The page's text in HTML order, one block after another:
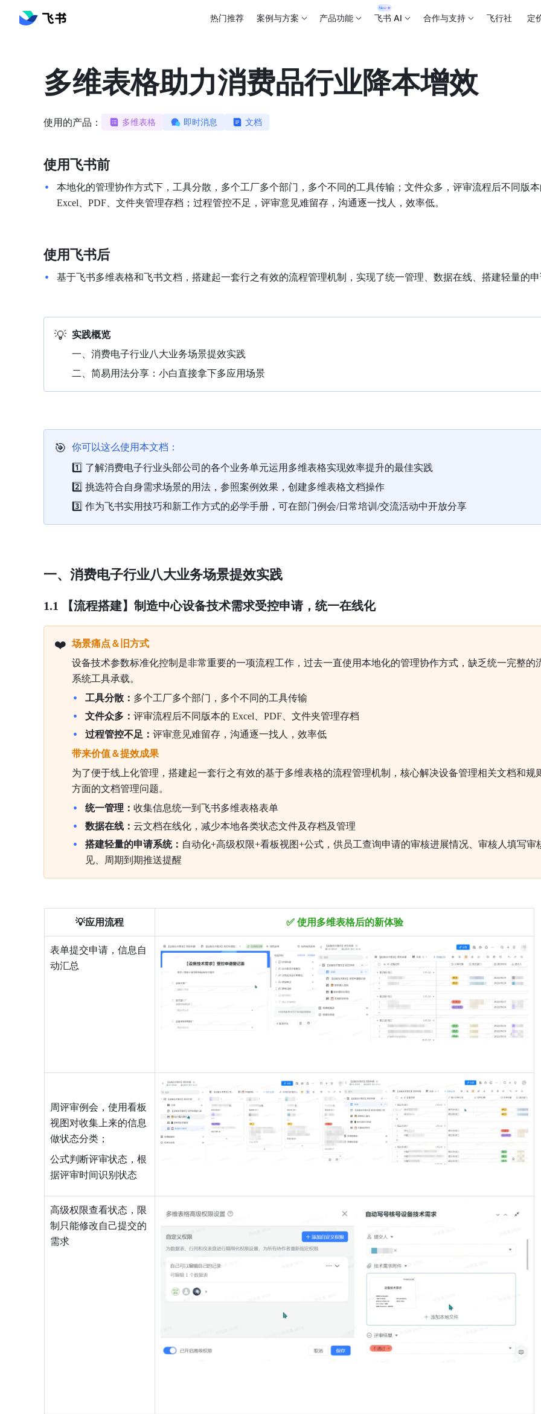
热门推荐 案例与方案 产品功能 飞书 AI 合作与支持 飞行社 定
多维表格助力消费品行业降本增效
使用的产品： 多维表格 即时消息 文档
使用飞书前
本地化的管理协作方式下，工具分散，多个工厂多个部门，多个不同的工具传输；文件众多，评审流程后不同版
Excel、PDF、文件夹管理存档；过程管控不足，评审意见难留存，沟通逐一找人，效率低。
使用飞书后
基于飞书多维表格和飞书文档，搭建起一套行之有效的流程管理机制，实现了统一管理、数据在线、搭建轻量的
💡 实践概览
一、消费电子行业八大业务场景提效实践
二、简易用法分享：小白直接拿下多应用场景
🎯
你可以这么使用本文档：
1️⃣ 了解消费电子行业头部公司的各个业务单元运用多维表格实现效率提升的最佳实践
2️⃣ 挑选符合自身需求场景的用法，参照案例效果，创建多维表格文档操作
3️⃣ 作为飞书实用技巧和新工作方式的必学手册，可在部门例会/日常培训/交流活动中开放分享
一、消费电子行业八大业务场景提效实践
1.1 【流程搭建】制造中心设备技术需求受控申请，统一在线化
❤️ 场景痛点＆旧方式
设备技术参数标准化控制是非常重要的一项流程工作，过去一直使用本地化的管理协作方式，缺乏统一完整的
系统工具承载。
工具分散： 多个工厂多个部门，多个不同的工具传输
文件众多： 评审流程后不同版本的 Excel、PDF、文件夹管理存档
过程管控不足： 评审意见难留存，沟通逐一找人，效率低
带来价值＆提效成果
为了便于线上化管理，搭建起一套行之有效的基于多维表格的流程管理机制，核心解决设备管理相关文档和规
方面的文档管理问题。
统一管理： 收集信息统一到飞书多维表格表单
数据在线： 云文档在线化，减少本地各类状态文件及存档及管理
搭建轻量的申请系统： 自动化+高级权限+看板视图+公式，供员工查询申请的审核进展情况、审核人填写审
见、周期到期推送提醒
💡应用流程 ✅ 使用多维表格后的新体验
表单提交申请，信息自
动汇总
周评审例会，使用看板
视图对收集上来的信息
做状态分类；
公式判断评审状态，根
据评审时间识别状态
高级权限查看状态，限
制只能修改自己提交的
需求